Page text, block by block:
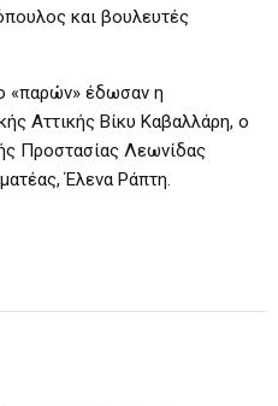
και βουλευτές
«παρών» έδωσαν η
Αττικής Βίκυ Καβαλλάρη, ο
Προστασίας Λεωνίδας
Έλενα Ράπτη.